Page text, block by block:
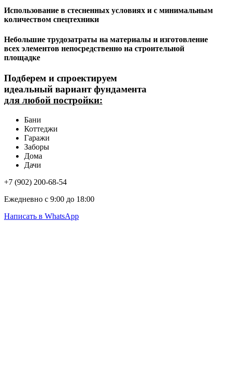
Использование в стесненных условиях и с минимальным
количеством спецтехники
Небольшие трудозатраты на материалы и изготовление
всех элементов непосредственно на строительной
площадке
Подберем и спроектируем
идеальный вариант фундамента
для любой постройки:
Бани
Коттеджи
Гаражи
Заборы
Дома
Дачи
+7 (902) 200-68-54
Ежедневно с 9:00 до 18:00
Написать в WhatsApp